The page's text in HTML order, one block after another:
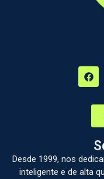
Desde 1999, nos
inteligente e de alta